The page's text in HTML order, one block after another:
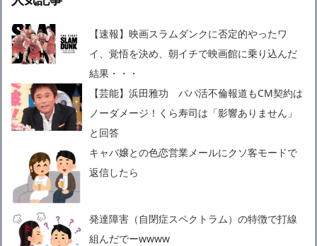
【速報】映画スラムダンクに否定的やったワ
イ、覚悟を決め、朝イチで映画館に乗り込んだ
結果・・・
【芸能】浜田雅功 パパ活不倫報道もCM契約は
ノーダメージ！くら寿司は「影響ありません」
と回答
キャバ嬢との色恋営業メールにクソ客モードで
返信したら
発達障害（自閉症スペクトラム）の特徴で打線
組んだでーwwww